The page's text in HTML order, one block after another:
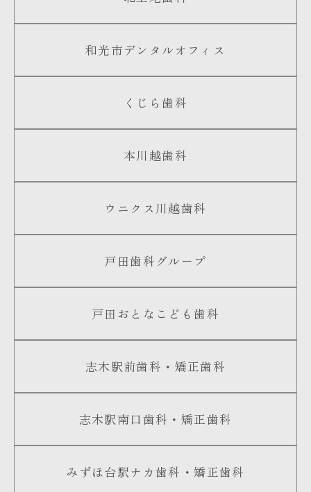
和光市デンタルオフィス
くじら歯科
本川越歯科
ウニクス川越歯科
戸田歯科グループ
戸田おとなこども歯科
志木駅前歯科・矯正歯科
志木駅南口歯科・矯正歯科
みずほ台駅ナカ歯科・矯正歯科